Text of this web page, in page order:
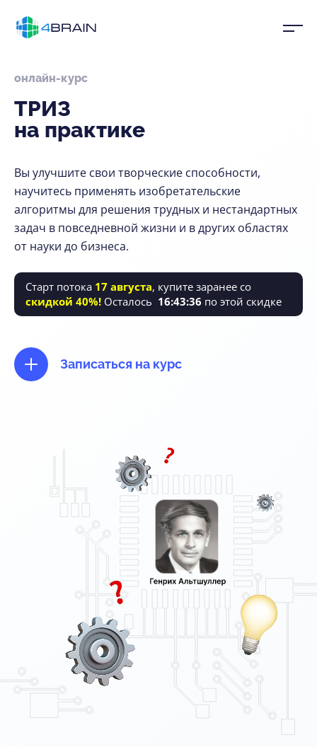
онлайн-курс
ТРИЗ
на практике
Вы улучшите свои творческие способности,
научитесь применять изобретательские
алгоритмы для решения трудных и нестандартных
задач в повседневной жизни и в других областях
от науки до бизнеса.
Старт потока 17 августа, купите заранее со
скидкой 40%! Осталось 16:43:34 по этой скидке
Записаться на курс